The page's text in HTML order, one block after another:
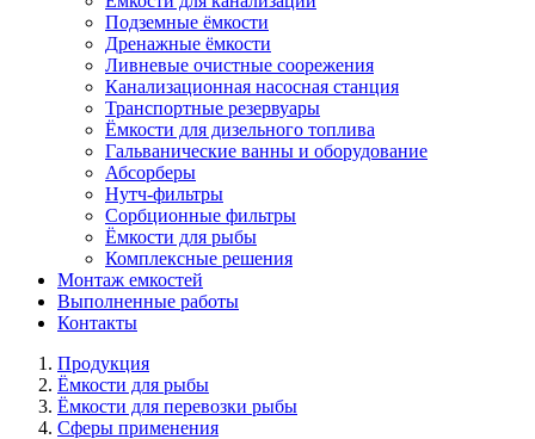
Подземные ёмкости
Дренажные ёмкости
Ливневые очистные соорежения
Канализационная насосная станция
Транспортные резервуары
Ёмкости для дизельного топлива
Гальванические ванны и оборудование
Абсорберы
Нутч-фильтры
Сорбционные фильтры
Ёмкости для рыбы
Комплексные решения
Монтаж емкостей
Выполненные работы
Контакты
Продукция
Ёмкости для рыбы
Ёмкости для перевозки рыбы
Сферы применения